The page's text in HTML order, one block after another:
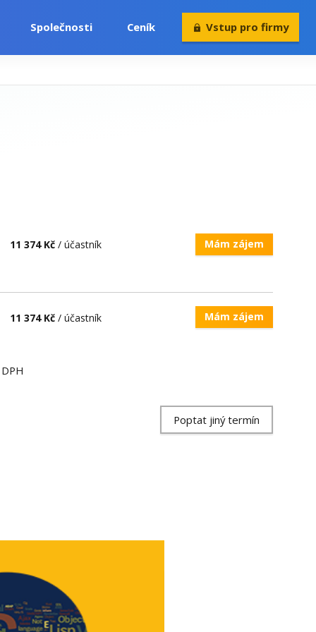
Společnosti Ceník Vstup pro firmy
11 374 Kč / účastník Mám zájem
11 374 Kč / účastník Mám zájem
Poptat jiný termín